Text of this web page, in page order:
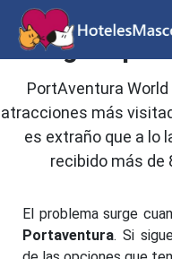
guía
PortAventura
atracciones más
es extraño que a lo
recibido más de
El problema surge
Portaventura. Si